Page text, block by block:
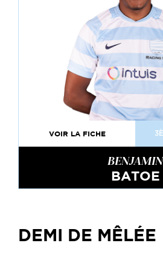
VOIR LA FICHE
BENJAMIN
BATOE
DEMI DE MÊLÉE